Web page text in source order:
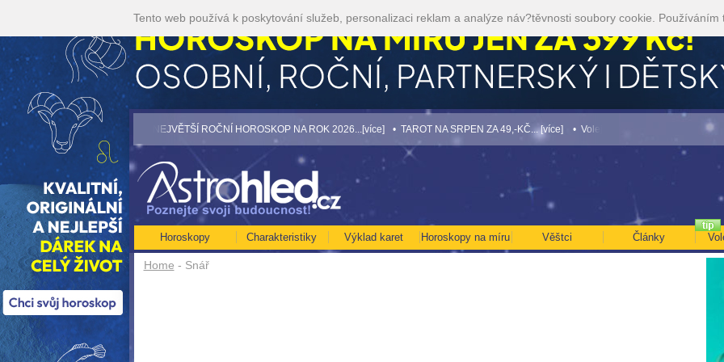
Home - Snář
Horoskopy Charakteristiky Výklad karet Horoskopy na míru Věštci Články
akci 35kč/min! [více] • NEJVĚTŠÍ ROČNÍ HOROSKOP NA ROK 2026...[více] • TAROT NA SRPEN ZA 49,-KČ... [více] • Volejte kartářkám levněji a využijte akci
Tento web používá k poskytování služeb, personalizaci reklam a analýze náv?těvnosti soubory cookie. Používáním